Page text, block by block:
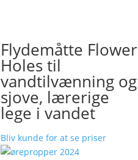
Flydemåtte Flower
Holes til
vandtilvænning og
sjove, lærerige
lege i vandet
Bliv kunde for at se priser